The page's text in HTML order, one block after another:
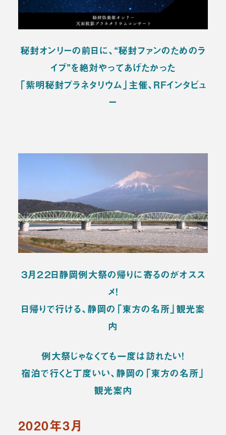
秘封オンリーの前日に、“秘封ファンのためのラ
イブ”を絶対やってあげたかった
「紫明秘封プラネタリウム」主催、RFインタビュ
ー
３月２２日静岡例大祭の帰りに寄るのがオスス
メ！
日帰りで行ける、静岡の「東方の名所」観光案
内
例大祭じゃなくても一度は訪れたい！
宿泊で行くと丁度いい、静岡の「東方の名所」
観光案内
2020年3月